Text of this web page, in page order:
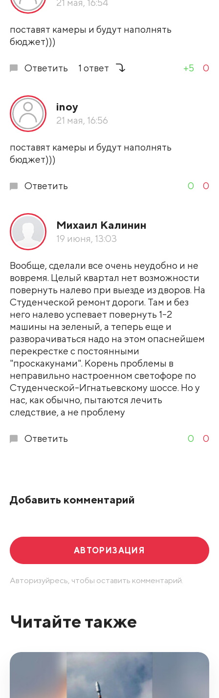
Развернуть все
поставят камеры и будут наполнять
бюджет)))
Ответить 1 ответ +5 0
inoy
21 мая, 16:56
поставят камеры и будут наполнять
бюджет)))
Ответить 0 0
Михаил Калинин
19 июня, 13:03
Вообще, сделали все очень неудобно и не
вовремя. Целый квартал нет возможности
повернуть налево при выезде из дворов. На
Студенческой ремонт дороги. Там и без
него налево успевает повернуть 1-2
машины на зеленый, а теперь еще и
разворачиваться надо на этом опаснейшем
перекрестке с постоянными
"проскакунами". Корень проблемы в
неправильно настроенном светофоре по
Студенческой-Игнатьевскому шоссе. Но у
нас, как обычно, пытаются лечить
следствие, а не проблему
Ответить 0 0
Добавить комментарий
АВТОРИЗАЦИЯ
Авторизуйресь, чтобы оставить комментарий.
Читайте также